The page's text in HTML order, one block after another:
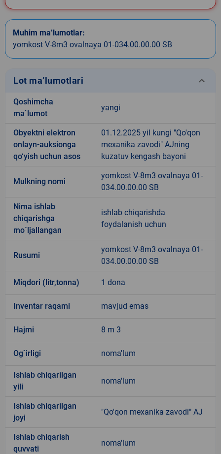
Muhim ma’lumotlar:
yomkost V-8m3 ovalnaya 01-034.00.00.00 SB
Lot ma’lumotlari keyboard_arrow_down
Qoshimcha
ma`lumot
yangi
Obyektni elektron
onlayn-auksionga
qo‘yish uchun asos
01.12.2025 yil kungi "Qo'qon
mexanika zavodi" AJning
kuzatuv kengash bayoni
Mulkning nomi
yomkost V-8m3 ovalnaya 01-
034.00.00.00 SB
Nima ishlab
chiqarishga
mo`ljallangan
ishlab chiqarishda
foydalanish uchun
Rusumi
yomkost V-8m3 ovalnaya 01-
034.00.00.00 SB
Miqdori (litr,tonna) 1 dona
Inventar raqami mavjud emas
Hajmi 8 m 3
Og`irligi noma'lum
Ishlab chiqarilgan
yili
noma'lum
Ishlab chiqarilgan
joyi
"Qo'qon mexanika zavodi" AJ
Ishlab chiqarish
quvvati
noma'lum